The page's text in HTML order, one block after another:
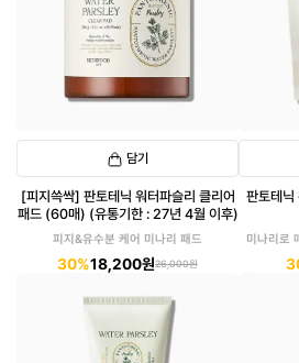
담기
[피지쓱싹] 판토테닉 워터파슬리 클리어
패드 (60매) (유통기한 : 27년 4월 이후)
피지&유수분 케어 미나리 패드
30%18,200원26,000원
판토테닉
미나리로